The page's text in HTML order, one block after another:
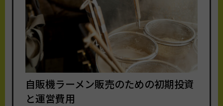
自販機ラーメン販売のための初期投資
と運営費用